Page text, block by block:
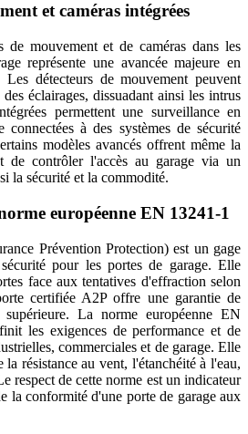
et caméras intégrées
de mouvement et de caméras dans les
représente une avancée majeure en
détecteurs de mouvement peuvent
éclairages, dissuadant ainsi les intrus
permettent une surveillance en
à des systèmes de sécurité
modèles avancés offrent même la
de contrôler l'accès au garage via un
la sécurité et la commodité.
européenne EN 13241-1
Prévention Protection) est un gage
pour les portes de garage. Elle
face aux tentatives d'effraction selon
certifiée A2P offre une garantie de
La norme européenne EN
les exigences de performance et de
commerciales et de garage. Elle
la résistance au vent, l'étanchéité à l'eau,
respect de cette norme est un indicateur
la conformité d'une porte de garage aux